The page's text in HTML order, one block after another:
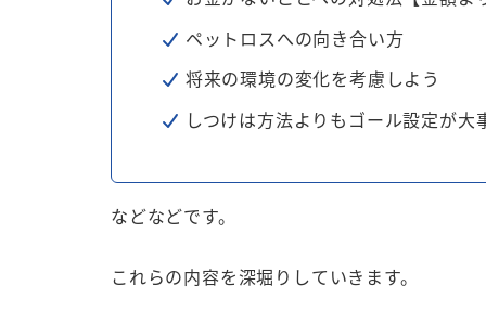
ペットロスへの向き合い方
将来の環境の変化を考慮しよう
しつけは方法よりもゴール設定が大
などなどです。
これらの内容を深堀りしていきます。